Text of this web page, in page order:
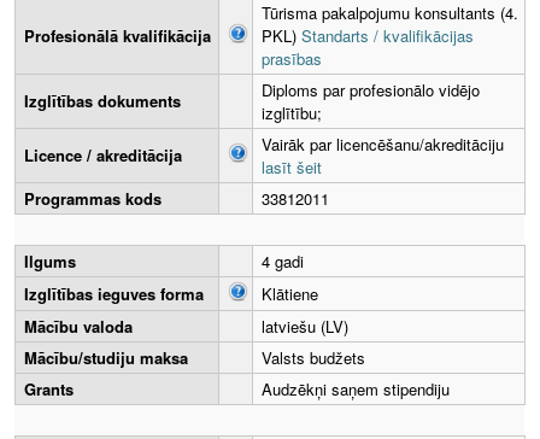
Profesionālā kvalifikācija
Tūrisma pakalpojumu konsultants (4.
PKL) Standarts / kvalifikācijas
prasības
Izglītības dokuments
Diploms par profesionālo vidējo
izglītību;
Licence / akreditācija
Vairāk par licencēšanu/akreditāciju
lasīt šeit
Programmas kods
33812011
Ilgums
4 gadi
Izglītības ieguves forma
Klātiene
Mācību valoda
latviešu (LV)
Mācību/studiju maksa
Valsts budžets
Grants
Audzēkņi saņem stipendiju